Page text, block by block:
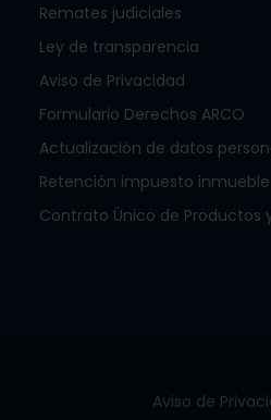
Remates judiciales
Ley de transparencia
Aviso de Privacidad
Formulario Derechos ARCO
Actualización de datos
Retención impuesto inmueble
Contrato Único de Productos
Aviso de